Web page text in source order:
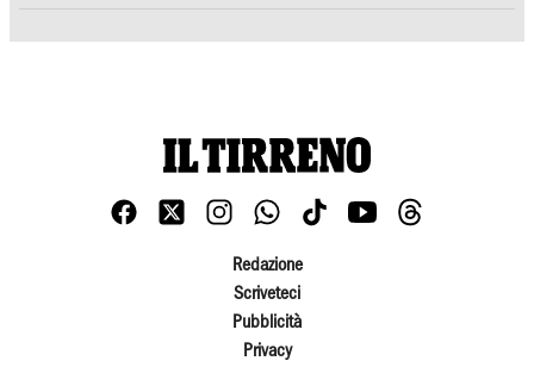
Redazione
Scriveteci
Pubblicità
Privacy